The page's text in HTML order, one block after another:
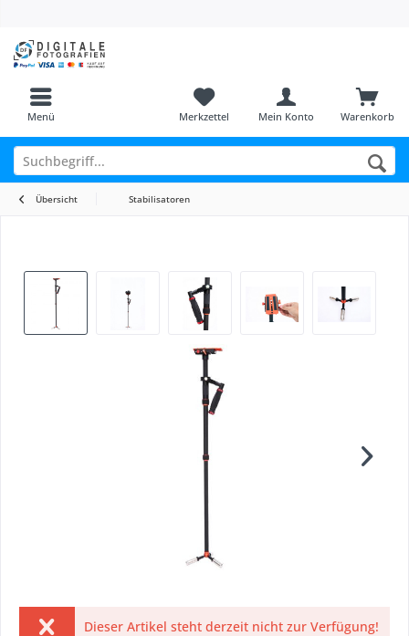
Menü Warenkorb
Merkzettel Mein Konto
Übersicht Stabilisatoren
Dieser Artikel steht derzeit nicht zur Verfügung!